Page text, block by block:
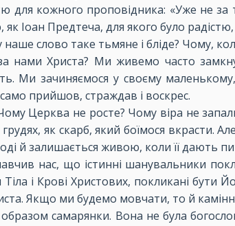
кожного проповідника: «Уже не за
Іоан Предтеча, для якого було
слово таке тьмяне і бліде? Чому,
Христа? Ми живемо часто
Ми зачиняємося у своєму
прийшов, страждав і воскрес.
Церква не росте? Чому віра не
як скарб, який боїмося
й залишається живою, коли її дають
нас, що істинні шанувальники
і Крові Христових, покликані
Якщо ми будемо мовчати, то й
самарянки. Вона не була